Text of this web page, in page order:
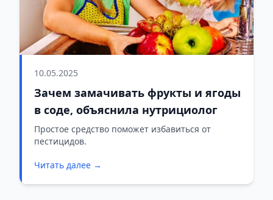
10.05.2025
Зачем замачивать фрукты и ягоды
в соде, объяснила нутрициолог
Простое средство поможет избавиться от
пестицидов.
Читать далее →